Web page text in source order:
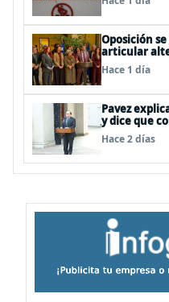
Oposición
articular
Hace 1 día
Pavez
y dice que
policías, “es
analizar”
Hace 2 días